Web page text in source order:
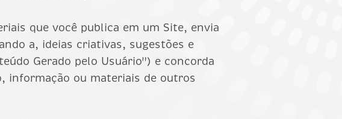
que você publica em um Site, envia
a, ideias criativas, sugestões e
Gerado pelo Usuário") e concorda
informação ou materiais de outros